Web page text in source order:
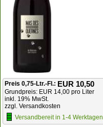
Preis 0,75-Ltr.-Fl.: EUR 10,50
Grundpreis: EUR 14,00 pro Liter
inkl. 19% MwSt.
zzgl. Versandkosten
Versandbereit in 1-4 Werktagen